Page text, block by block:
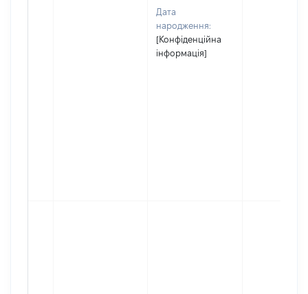
Дата
народження:
[Конфіденційна
інформація]